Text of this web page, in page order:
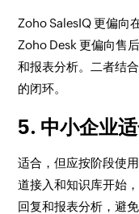
Zoho SalesIQ 更偏向
Zoho Desk 更偏向售
和报表分析。二者结
的闭环。
5. 中小企业
适合，但应按阶段使
道接入和知识库开始
回复和报表分析，避